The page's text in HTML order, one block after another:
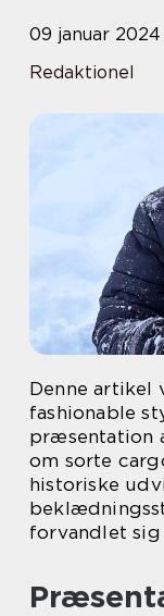
09 januar 2024
Redaktionel
Denne artikel
fashionable
præsentation
om sorte
historiske
forvandlet